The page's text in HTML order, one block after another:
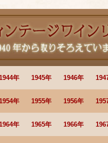
1944年 1945年 1946年
1954年 1955年 1956年
1964年 1965年 1966年